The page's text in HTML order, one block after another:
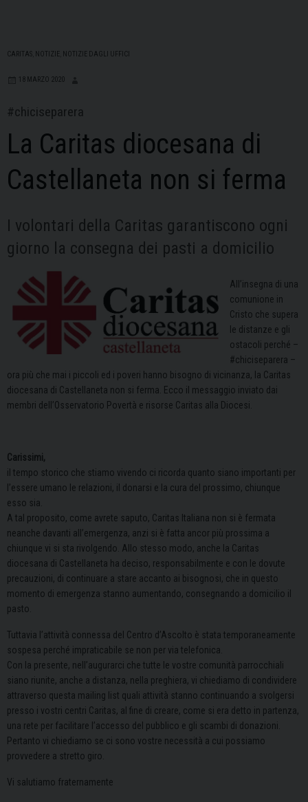
CARITAS NOTIZIE NOTIZIE DAGLI UFFICI
18 MARZO 2020
#chiciseparera
La Caritas diocesana di
Castellaneta non si ferma
I volontari della Caritas garantiscono ogni
giorno la consegna dei pasti a domicilio
All’insegna di una
comunione in
Cristo che supera
le distanze e gli
ostacoli perché –
#chiciseparera –
ora più che mai i piccoli ed i poveri hanno bisogno di vicinanza, la Caritas
diocesana di Castellaneta non si ferma. Ecco il messaggio inviato dai
membri dell’Osservatorio Povertà e risorse Caritas alla Diocesi.
Carissimi,
il tempo storico che stiamo vivendo ci ricorda quanto siano importanti per
l’essere umano le relazioni, il donarsi e la cura del prossimo, chiunque
esso sia.
A tal proposito, come avrete saputo, Caritas Italiana non si è fermata
neanche davanti all’emergenza, anzi si è fatta ancor più prossima a
chiunque vi si sta rivolgendo. Allo stesso modo, anche la Caritas
diocesana di Castellaneta ha deciso, responsabilmente e con le dovute
precauzioni, di continuare a stare accanto ai bisognosi, che in questo
momento di emergenza stanno aumentando, consegnando a domicilio il
pasto.
Tuttavia l’attività connessa del Centro d’Ascolto è stata temporaneamente
sospesa perché impraticabile se non per via telefonica.
Con la presente, nell’augurarci che tutte le vostre comunità parrocchiali
siano riunite, anche a distanza, nella preghiera, vi chiediamo di condividere
attraverso questa mailing list quali attività stanno continuando a svolgersi
presso i vostri centri Caritas, al fine di creare, come si era detto in partenza,
una rete per facilitare l’accesso del pubblico e gli scambi di donazioni.
Pertanto vi chiediamo se ci sono vostre necessità a cui possiamo
provvedere a stretto giro.
Vi salutiamo fraternamente